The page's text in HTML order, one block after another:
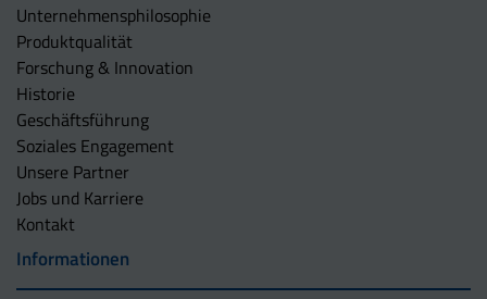
Unternehmens­philosophie
Produktqualität
Forschung & Innovation
Historie
Geschäftsführung
Soziales Engagement
Unsere Partner
Jobs und Karriere
Kontakt
Informationen